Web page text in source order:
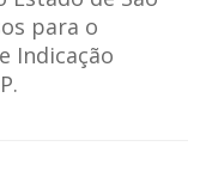
para o
Indicação